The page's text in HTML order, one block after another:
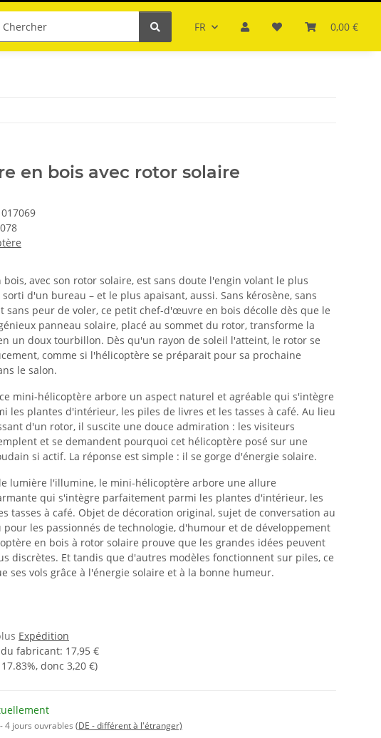
FR 0,00 €
en bois avec rotor solaire
017069
bois, avec son rotor solaire, est sans doute l'engin volant le plus
d'un bureau – et le plus apaisant, aussi. Sans kérosène, sans
sans peur de voler, ce petit chef-d'œuvre en bois décolle dès que le
panneau solaire, placé au sommet du rotor, transforme la
un doux tourbillon. Dès qu'un rayon de soleil l'atteint, le rotor se
comme si l'hélicoptère se préparait pour sa prochaine
le salon.
mini-hélicoptère arbore un aspect naturel et agréable qui s'intègre
les plantes d'intérieur, les piles de livres et les tasses à café. Au lieu
d'un rotor, il suscite une douce admiration : les visiteurs
et se demandent pourquoi cet hélicoptère posé sur une
si actif. La réponse est simple : il se gorge d'énergie solaire.
lumière l'illumine, le mini-hélicoptère arbore une allure
qui s'intègre parfaitement parmi les plantes d'intérieur, les
tasses à café. Objet de décoration original, sujet de conversation au
pour les passionnés de technologie, d'humour et de développement
en bois à rotor solaire prouve que les grandes idées peuvent
discrètes. Et tandis que d'autres modèles fonctionnent sur piles, ce
ses vols grâce à l'énergie solaire et à la bonne humeur.
Expédition
fabricant: 17,95 €
17.83%, donc 3,20 €)
4 jours ouvrables (DE - différent à l'étranger)